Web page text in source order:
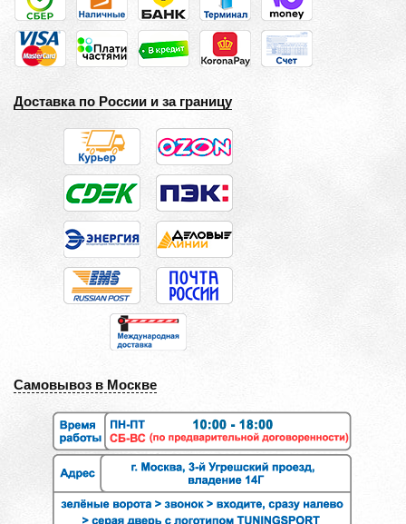
Доставка по России и за границу
Самовывоз в Москве